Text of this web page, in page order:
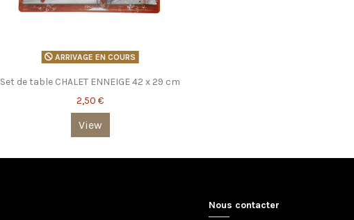
ARRIVAGE EN COURS
Set de table CHALET ENNEIGE 42 x 29 cm
2,50 €
View
Nous contacter